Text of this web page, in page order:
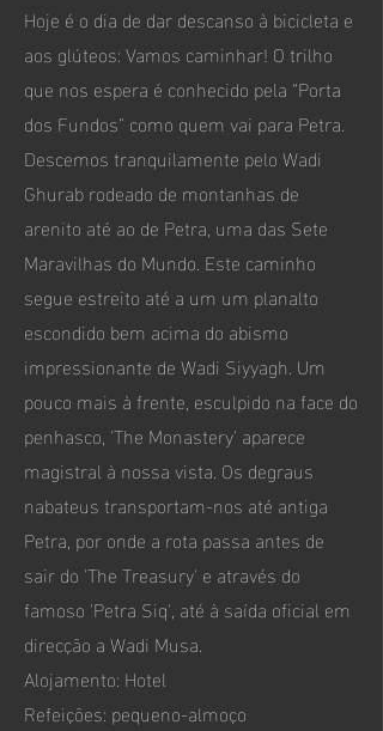
Hoje é o dia de dar descanso à bicicleta e
aos glúteos: Vamos caminhar! O trilho
que nos espera é conhecido pela “Porta
dos Fundos” como quem vai para Petra.
Descemos tranquilamente pelo Wadi
Ghurab rodeado de montanhas de
arenito até ao de Petra, uma das Sete
Maravilhas do Mundo. Este caminho
segue estreito até a um um planalto
escondido bem acima do abismo
impressionante de Wadi Siyyagh. Um
pouco mais à frente, esculpido na face do
penhasco, 'The Monastery' aparece
magistral à nossa vista. Os degraus
nabateus transportam-nos até antiga
Petra, por onde a rota passa antes de
sair do 'The Treasury' e através do
famoso 'Petra Siq', até à saída oficial em
direcção a Wadi Musa.
Alojamento: Hotel
Refeições: pequeno-almoço